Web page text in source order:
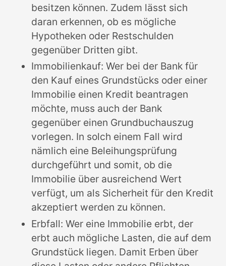
besitzen können. Zudem lässt sich
daran erkennen, ob es mögliche
Hypotheken oder Restschulden
gegenüber Dritten gibt.
Immobilienkauf: Wer bei der Bank für
den Kauf eines Grundstücks oder einer
Immobilie einen Kredit beantragen
möchte, muss auch der Bank
gegenüber einen Grundbuchauszug
vorlegen. In solch einem Fall wird
nämlich eine Beleihungsprüfung
durchgeführt und somit, ob die
Immobilie über ausreichend Wert
verfügt, um als Sicherheit für den Kredit
akzeptiert werden zu können.
Erbfall: Wer eine Immobilie erbt, der
erbt auch mögliche Lasten, die auf dem
Grundstück liegen. Damit Erben über